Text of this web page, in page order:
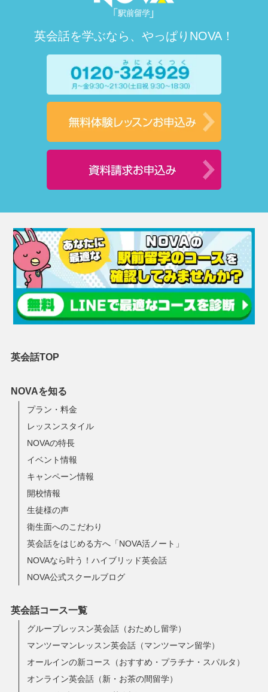
英会話を学ぶなら、やっぱりNOVA！
英会話TOP
NOVAを知る
プラン・料金
レッスンスタイル
NOVAの特長
イベント情報
キャンペーン情報
開校情報
生徒様の声
衛生面へのこだわり
英会話をはじめる方へ「NOVA活ノート」
NOVAなら叶う！ハイブリッド英会話
NOVA公式スクールブログ
英会話コース一覧
グループレッスン英会話（おためし留学）
マンツーマンレッスン英会話（マンツーマン留学）
オールインの新コース（おすすめ・プラチナ・スパルタ）
オンライン英会話（新・お茶の間留学）